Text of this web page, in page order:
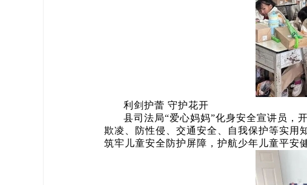
利剑护蕾 守护花开
县司法局“爱心妈妈”化身安全宣讲员，
欺凌、防性侵、交通安全、自我保护等实用
筑牢儿童安全防护屏障，护航少年儿童平安